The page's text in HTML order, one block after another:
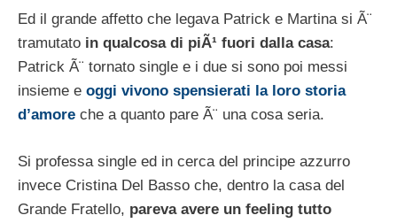
Ed il grande affetto che legava Patrick e Martina si Ã¨
tramutato in qualcosa di piÃ¹ fuori dalla casa:
Patrick Ã¨ tornato single e i due si sono poi messi
insieme e oggi vivono spensierati la loro storia
d’amore che a quanto pare Ã¨ una cosa seria.
Si professa single ed in cerca del principe azzurro
invece Cristina Del Basso che, dentro la casa del
Grande Fratello, pareva avere un feeling tutto